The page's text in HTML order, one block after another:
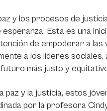
y los procesos de
Esta es una
de empoderar a
a los líderes
más justo y
paz y la justicia, estos
por la profesora